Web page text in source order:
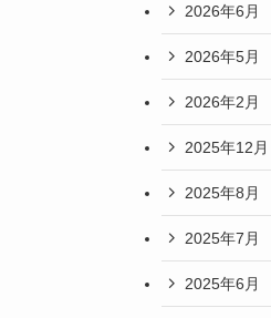
2026年6月
2026年5月
2026年2月
2025年12月
2025年8月
2025年7月
2025年6月